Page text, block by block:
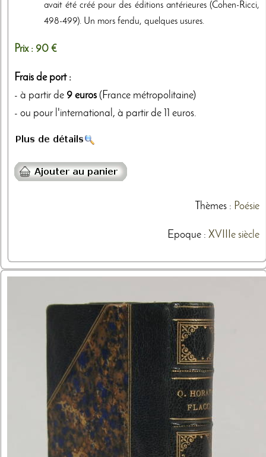
avait été créé pour des éditions antérieures (Cohen-Ricci,
498-499). Un mors fendu, quelques usures.
Prix : 90 €
Frais de port :
- à partir de 9 euros (France métropolitaine)
- ou pour l'international, à partir de 11 euros.
Thèmes: Poésie
Epoque : XVIIIe siècle